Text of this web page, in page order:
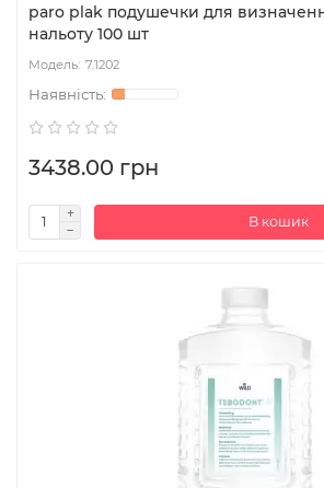
paro plak подушечки для
нальоту 100 шт
7.1202
3438.00 грн
В кошик